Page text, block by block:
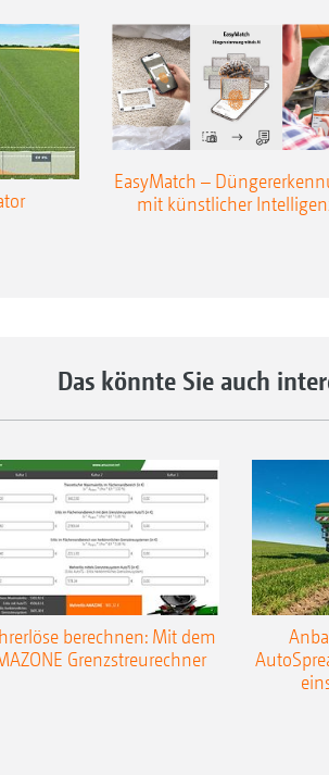
EasyMatch –
mit künstlicher
Das könnte Sie auch
berechnen: Mit dem
Grenzstreurechner